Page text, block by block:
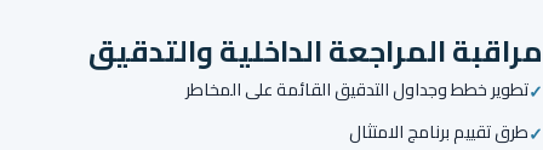
مراقبة المراجعة الداخلية والتدقيق
تطوير خطط وجداول التدقيق القائمة على المخاطر
طرق تقييم برنامج الامتثال